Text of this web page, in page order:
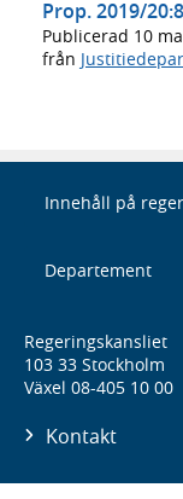
Prop. 2019/
Publicerad 10
från
Innehåll på
Departement
Regeringskansliet
103 33 Stockholm
Växel 08-405 10 00
Kontakt